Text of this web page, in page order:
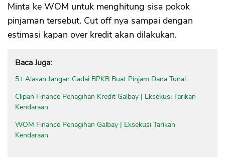
Minta ke WOM untuk menghitung sisa pokok
pinjaman tersebut. Cut off nya sampai dengan
estimasi kapan over kredit akan dilakukan.
Baca Juga:
5+ Alasan Jangan Gadai BPKB Buat Pinjam Dana Tunai
Clipan Finance Penagihan Kredit Galbay | Eksekusi Tarikan
Kendaraan
WOM Finance Penagihan Galbay | Eksekusi Tarikan
Kendaraan